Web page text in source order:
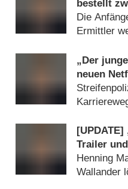
bestellt
Die
Ermittler
„Der
neuen
Fall des
[UPDATE]
Trailer
Henning
Wallander